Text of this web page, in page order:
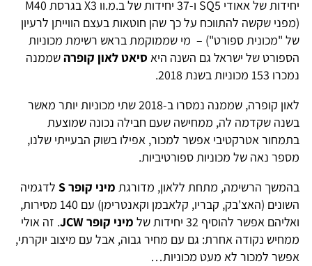
יחידות של אאודי SQ5 ו-37 יחידות של ב.מ.וו X3 בגרסת M40
(מפני שקשה להתווכח על כך שהן חוטאות בעצם הווייתן לרעיון
של "מכונית ספורט") – מי שממוקמת בראש רשימת מכוניות
הספורט של ישראל גם השנה היא סיאט לאון קופרהשממנה
נמכרו 153 מכוניות בשנת 2018.
לאון קופרה, שממנה נמסרו ב-2018 שתי מכוניות יותר מאשר
בשנה שקדמה לה, ממחישה שעם חבילה נכונה שמוצעת
בתמחור אטרקטיבי אפשר למכור, אפילו בשוק הבעייתי שלנו,
מספר נאה של מכוניות ספורטיביות.
בהמשך הרשימה, מתחת ללאון, מדורגת מיני קופרS לדגמיה
השונים (האצ'בק, קבריו, קלאבמן וקאנטרימן) עם 140 מסירות,
ואליהם אפשר להוסיף 32 יחידות של
מיני קופרJCW. זה אולי
ממחיש נקודה אחרת: גם עם מחיר גבוה, אבל עם מיצוב יוקרתי,
אפשר למכור לא מעט מכוניות…